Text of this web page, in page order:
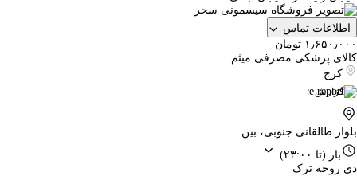
اطلاعات تماس
۱٫۶۵۰٫۰۰۰ تومان
کالای پزشکی مصرفی میثم
کرج
گزارش
بلوار طالقانی جنوبی، بین...
باز (تا ۲۳:۰۰)
دی روحه ترک